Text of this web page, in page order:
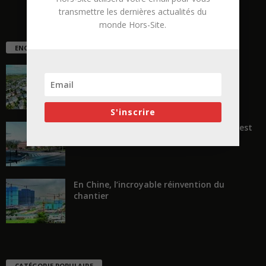
ENCORE PLUS D'ARTICLES
« Transformer plutôt que démolir, ce n’est
En Chine, l’incroyable réinvention du
chantier
transmettre les dernières actualités du
monde Hors-Site.
S'inscrire